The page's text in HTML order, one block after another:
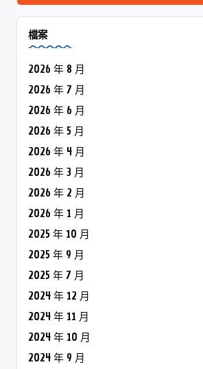
檔案
2026 年 8 月
2026 年 7 月
2026 年 6 月
2026 年 5 月
2026 年 4 月
2026 年 3 月
2026 年 2 月
2026 年 1 月
2025 年 10 月
2025 年 9 月
2025 年 7 月
2024 年 12 月
2024 年 11 月
2024 年 10 月
2024 年 9 月